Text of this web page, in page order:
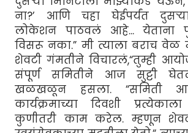
ना?’ आणि चहा घेईपर्यंत
लोकेशन पाठवलं आहे... येताना
विसरू नका.” मी त्याला बराच वेळ
शेवटी गंमतीने विचारलं,“तुम्ही
संपूर्ण समितीने आज सुट्टी
खळखळून हसला. “समिती
कार्यक्रमाच्या दिवशी
कुणीतरी काम करेल. म्हणून